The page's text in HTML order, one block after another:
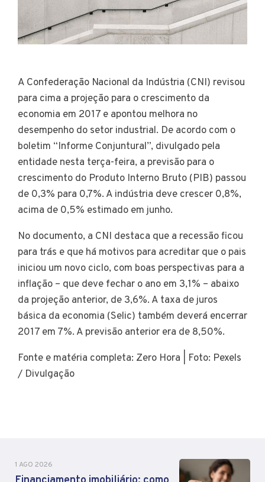
A Confederação Nacional da Indústria (CNI) revisou
para cima a projeção para o crescimento da
economia em 2017 e apontou melhora no
desempenho do setor industrial. De acordo com o
boletim “Informe Conjuntural”, divulgado pela
entidade nesta terça-feira, a previsão para o
crescimento do Produto Interno Bruto (PIB) passou
de 0,3% para 0,7%. A indústria deve crescer 0,8%,
acima de 0,5% estimado em junho.
No documento, a CNI destaca que a recessão ficou
para trás e que há motivos para acreditar que o pais
iniciou um novo ciclo, com boas perspectivas para a
inflação – que deve fechar o ano em 3,1% – abaixo
da projeção anterior, de 3,6%. A taxa de juros
básica da economia (Selic) também deverá encerrar
2017 em 7%. A previsão anterior era de 8,50%.
Fonte e matéria completa: Zero Hora | Foto: Pexels
/ Divulgação
1 AGO 2026